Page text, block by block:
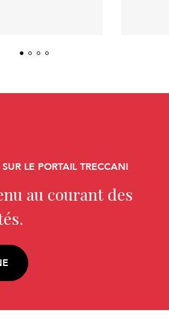
LE PORTAIL TRECCANI
au courant des